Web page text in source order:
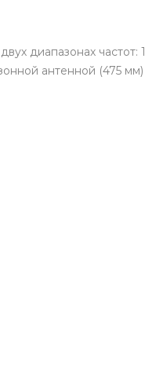
диапазонах
антенной (475